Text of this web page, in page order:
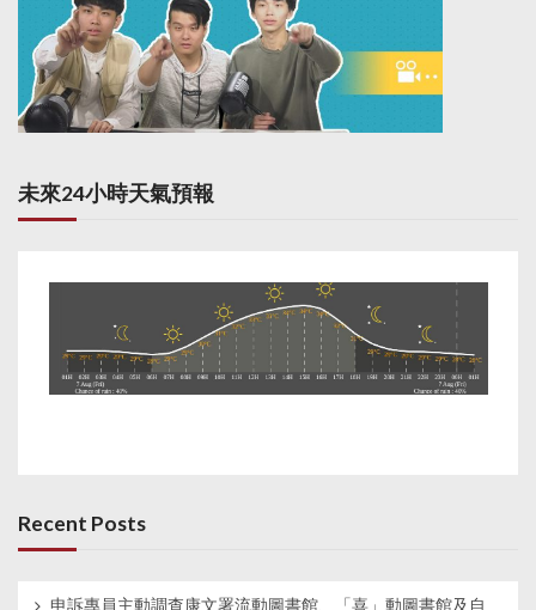
未來24小時天氣預報
Recent Posts
申訴專員主動調查康文署流動圖書館、「喜」動圖書館及自